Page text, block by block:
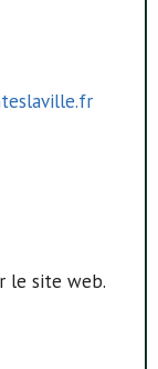
le site web.